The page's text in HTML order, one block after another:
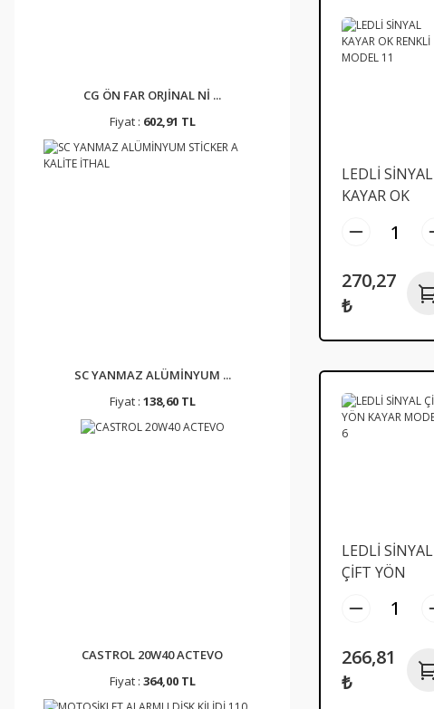
CG ÖN FAR ORJİNAL Nİ ...
Fiyat : 602,91 TL
SC YANMAZ ALÜMİNYUM ...
Fiyat : 138,60 TL
CASTROL 20W40 ACTEVO
Fiyat : 364,00 TL
LEDLİ SİNYAL
KAYAR OK
11
270,27
₺
LEDLİ SİNYAL
ÇİFT YÖN
6
266,81
₺